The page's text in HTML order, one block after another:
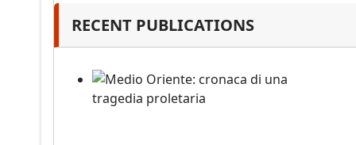
RECENT PUBLICATIONS